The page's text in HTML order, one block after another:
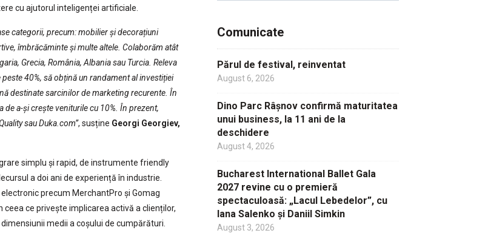
cu ajutorul inteligenței artificiale.
categorii, precum: mobilier și decorațiuni
îmbrăcăminte și multe altele. Colaborăm atât
Grecia, România, Albania sau Turcia. Releva
40%, să obțină un randament al investiției
destinate sarcinilor de marketing recurente. În
a-și crește veniturile cu 10%. În prezent,
sau Duka.com”, susține Georgi Georgiev,
simplu și rapid, de instrumente friendly
a doi ani de experiență în industrie.
precum MerchantPro și Gomag
ce privește implicarea activă a clienților,
medii a coșului de cumpărături.
Comunicate
Părul de festival, reinventat
August 6, 2026
Dino Parc Râșnov confirmă maturitatea
unui business, la 11 ani de la
deschidere
August 4, 2026
Bucharest International Ballet Gala
2027 revine cu o premieră
spectaculoasă: „Lacul Lebedelor”, cu
Iana Salenko și Daniil Simkin
August 3, 2026